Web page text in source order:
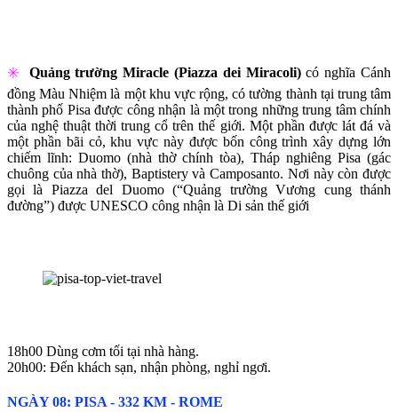
✳️ Quảng trường Miracle (Piazza dei Miracoli)có nghĩa Cánh
đồng Màu Nhiệm là một khu vực rộng, có tường thành tại trung tâm
thành phố Pisa được công nhận là một trong những trung tâm chính
của nghệ thuật thời trung cổ trên thế giới. Một phần được lát đá và
một phần bãi cỏ, khu vực này được bốn công trình xây dựng lớn
chiếm lĩnh: Duomo (nhà thờ chính tòa), Tháp nghiêng Pisa (gác
chuông của nhà thờ), Baptistery và Camposanto. Nơi này còn được
gọi là Piazza del Duomo (“Quảng trường Vương cung thánh
đường”) được UNESCO công nhận là Di sản thế giới
18h00 Dùng cơm tối tại nhà hàng.
20h00: Đến khách sạn, nhận phòng, nghỉ ngơi.
NGÀY 08: PISA ‐ 332 KM ‐ ROME